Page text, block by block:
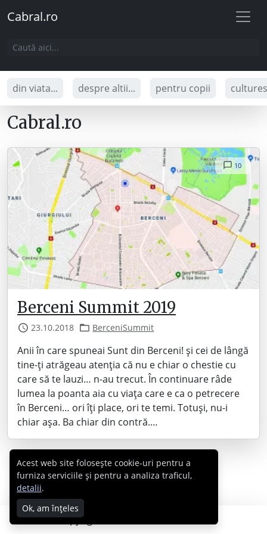
Cabral.ro
din viata... despre altii... pentru copii
Cabral.ro
10
Berceni Summit 2019
23.10.2018 BerceniSummit
Anii în care spuneai Sunt din Berceni! și cei de lângă
tine-ți atrăgeau atenția că nu e chiar o chestie cu
care să te lauzi… n-au trecut. În continuare râde
lumea la poanta aia cu viața care e ca o petrecere
în Berceni… ori îți place, ori te temi. Totuși, nu-i
chiar așa. Ba chiar din contră.…
Copyright © 2007 - 2026 Cabral.ro
Acest web site folosește cookie-uri pentru a
furniza serviciile și pentru a analiza traficul,
detalii.
Ok, am înțeles